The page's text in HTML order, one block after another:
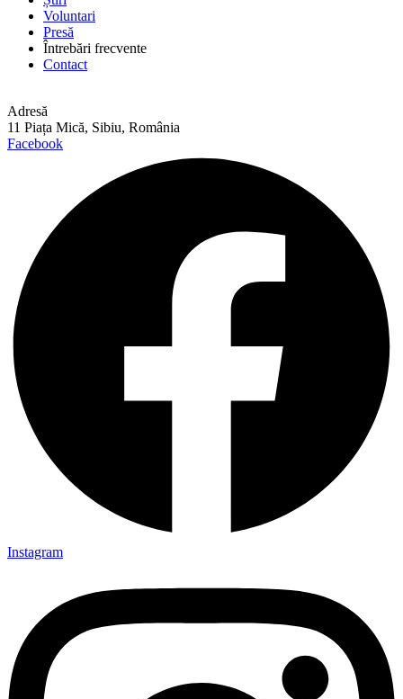
Voluntari
Presă
Întrebări frecvente
Contact
Adresă
11 Piața Mică, Sibiu, România
Facebook
Instagram